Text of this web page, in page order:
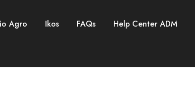
Agro Ikos FAQs Help Center ADM